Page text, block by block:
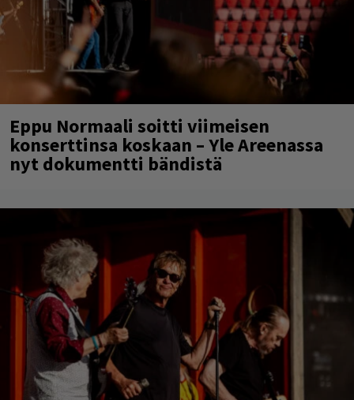
Eppu Normaali soitti viimeisen
konserttinsa koskaan – Yle Areenassa
nyt dokumentti bändistä